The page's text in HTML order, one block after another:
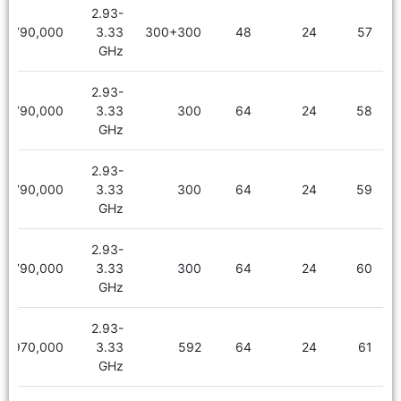
57
24
48
300+300
2.93-
3.33
GHz
2,790,000
58
24
64
300
2.93-
3.33
GHz
2,790,000
59
24
64
300
2.93-
3.33
GHz
2,790,000
60
24
64
300
2.93-
3.33
GHz
2,790,000
61
24
64
592
2.93-
3.33
GHz
2,970,000